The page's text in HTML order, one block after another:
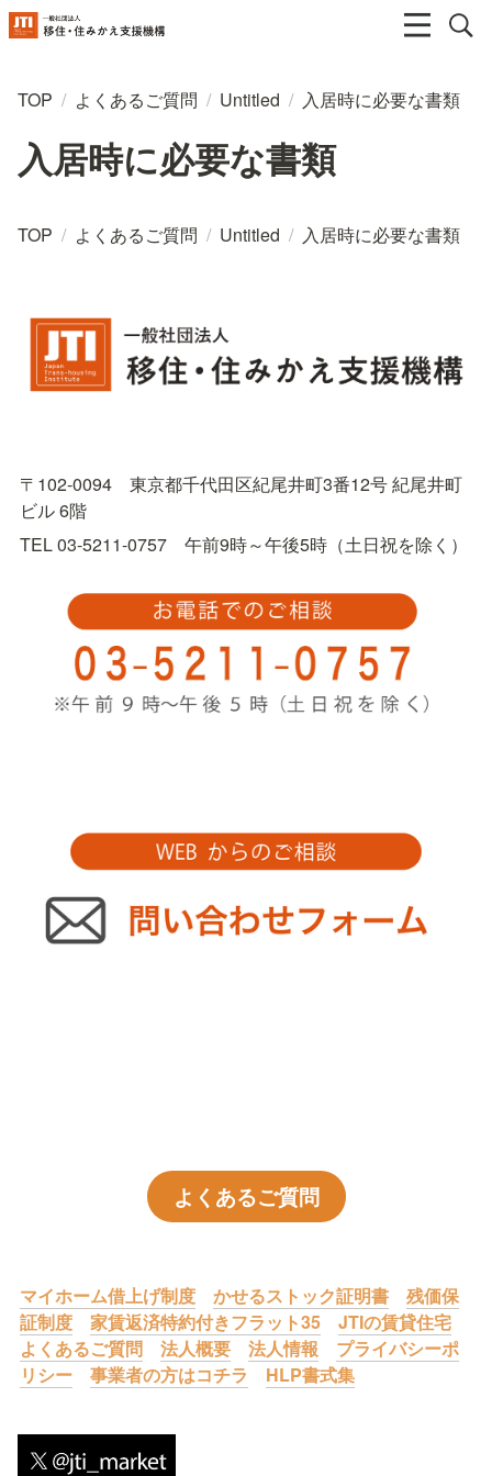
TOP / よくあるご質問 / Untitled / 入居時に必要な書類
入居時に必要な書類
TOP / よくあるご質問 / Untitled / 入居時に必要な書類
〒102-0094　東京都千代田区紀尾井町3番12号 紀尾井町
ビル 6階
TEL 03-5211-0757　午前9時～午後5時（土日祝を除く）
よくあるご質問
マイホーム借上げ制度 かせるストック証明書
残価保
証制度
家賃返済特約付きフラット35
JTIの賃貸住宅
よくあるご質問
法人概要 法人情報
プライバシーポ
リシー
事業者の方はコチラ HLP書式集